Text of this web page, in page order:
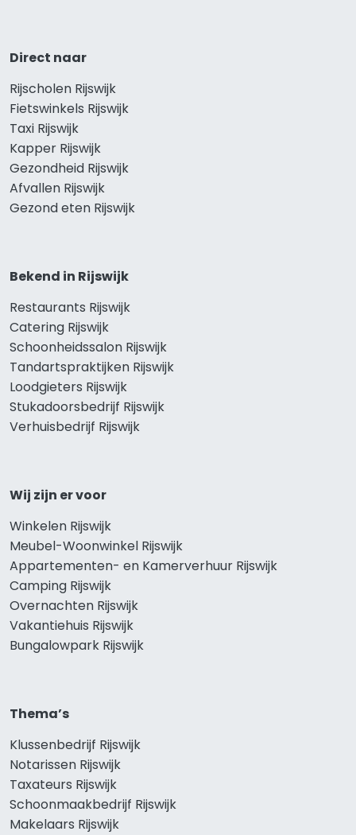
Direct naar
Rijscholen Rijswijk
Fietswinkels Rijswijk
Taxi Rijswijk
Kapper Rijswijk
Gezondheid Rijswijk
Afvallen Rijswijk
Gezond eten Rijswijk
Bekend in Rijswijk
Restaurants Rijswijk
Catering Rijswijk
Schoonheidssalon Rijswijk
Tandartspraktijken Rijswijk
Loodgieters Rijswijk
Stukadoorsbedrijf Rijswijk
Verhuisbedrijf Rijswijk
Wij zijn er voor
Winkelen Rijswijk
Meubel-Woonwinkel Rijswijk
Appartementen- en Kamerverhuur Rijswijk
Camping Rijswijk
Overnachten Rijswijk
Vakantiehuis Rijswijk
Bungalowpark Rijswijk
Thema’s
Klussenbedrijf Rijswijk
Notarissen Rijswijk
Taxateurs Rijswijk
Schoonmaakbedrijf Rijswijk
Makelaars Rijswijk